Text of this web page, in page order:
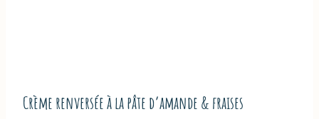
Crème renversée à la pâte d’amande & fraises